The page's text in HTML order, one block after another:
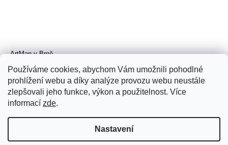
Používáme cookies, abychom Vám umožnili pohodlné
prohlížení webu a díky analýze provozu webu neustále
zlepšovali jeho funkce, výkon a použitelnost. Více
informací zde.
Nastavení
ArtMap v Brně
Radnická 4, Brno
úterý–pátek 11–19 h
sobota 14–19 h
+420 702 152 298